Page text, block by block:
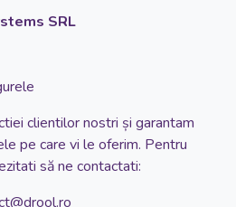
SRL
clientilor nostri și garantam
pe care vi le oferim. Pentru
să ne contactati: